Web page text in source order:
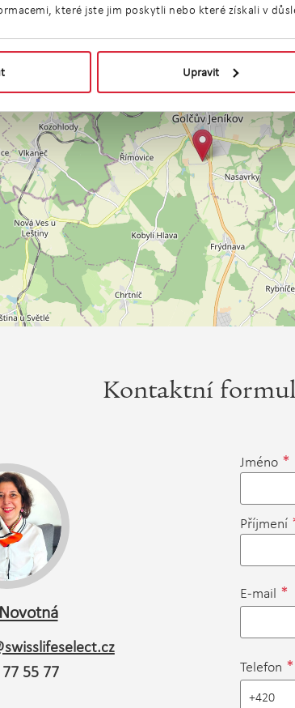
které jste jim poskytli nebo které získali v
Upravit
Kontaktní
55 77
Jméno *
Příjmení
E-mail *
Telefon *
+420